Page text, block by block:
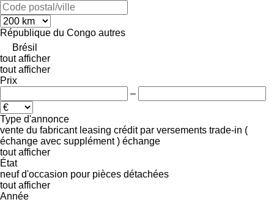
République du Congo autres
Brésil
tout afficher
tout afficher
Prix
–
Type d'annonce
vente du fabricant leasing crédit par versements trade-in (
échange avec supplément ) échange
tout afficher
État
neuf d'occasion pour pièces détachées
tout afficher
Année